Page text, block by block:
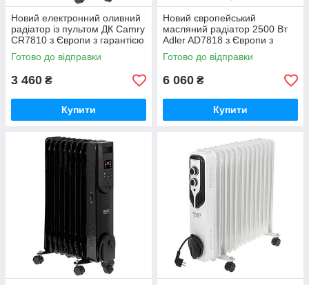
Новий електронний оливний
радіатор із пультом ДК Camry
CR7810 з Європи з гарантією
Готово до відправки
3 460 ₴
Купити
Новий європейський
масляний радіатор 2500 Вт
Adler AD7818 з Європи з
гарантією
Готово до відправки
6 060 ₴
Купити